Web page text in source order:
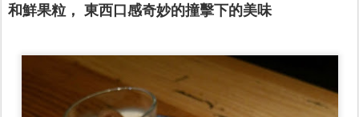
和鮮果粒， 東西口感奇妙的撞擊下的美味